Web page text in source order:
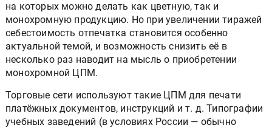
на которых можно делать как цветную, так и
монохромную продукцию. Но при увеличении тиражей
себестоимость отпечатка становится особенно
актуальной темой, и возможность снизить её в
несколько раз наводит на мысль о приобретении
монохромной ЦПМ.
Торговые сети используют такие ЦПМ для печати
платёжных документов, инструкций и т. д. Типографии
учебных заведений (в условиях России — обычно